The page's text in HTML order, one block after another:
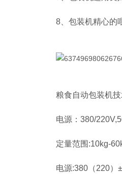
8、包装机精心的
粮食自动包装机
电源：380/
定量范围:10kg-
电源:380（220）